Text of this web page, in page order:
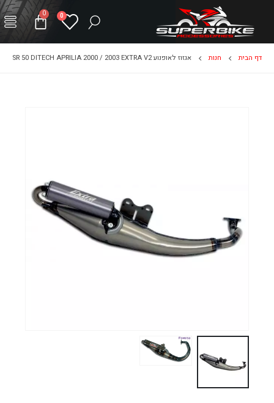
0
0
דף הבית חנות אגזוז לאופנוע SR 50 DITECH APRILIA 2000 / 2003 EXTRA V2